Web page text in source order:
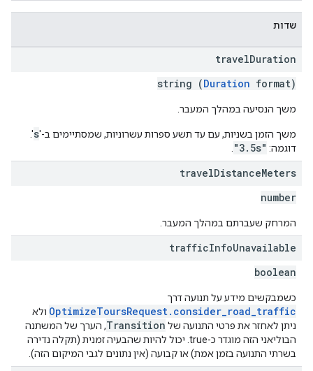
שדות
travelDuration
string (Duration format)
משך הנסיעה במהלך המעבר.
משך הזמן בשניות, עם עד תשע ספרות עשרוניות, שמסתיימים ב-'s
'.
דוגמה: "3.5s"
travelDistanceMeters
number
המרחק שעברתם במהלך המעבר.
trafficInfoUnavailable
boolean
כשמבקשים מידע על תנועה דרך
OptimizeToursRequest.consider_road_traffic ולא
ניתן לאחזר את פרטי התנועה של Transition, הערך של המשתנה
הבוליאני הזה מוגדר כ-true. יכול להיות שהבעיה זמנית (תקלה נדירה
בשרתי התנועה בזמן אמת) או קבועה (אין נתונים לגבי המיקום הזה).